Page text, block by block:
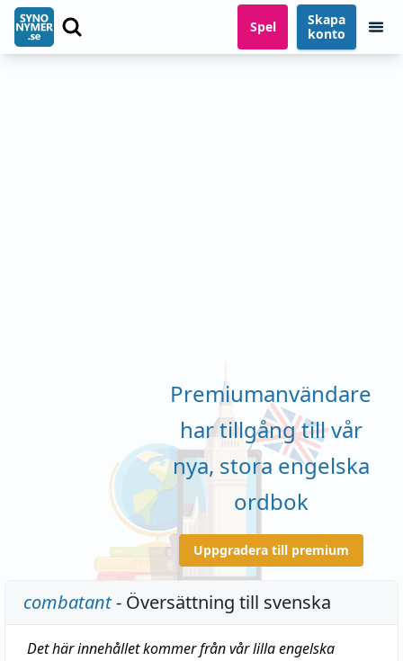
Spel
Skapa
konto
Premiumanvändare
har tillgång till vår
nya, stora engelska
ordbok
Uppgradera till premium
combatant- Översättning till svenska
Det här innehållet kommer från vår lilla engelska